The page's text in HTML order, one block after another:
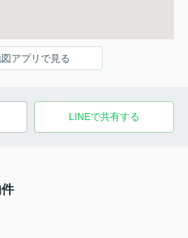
アプリで見る
LINEで共有する